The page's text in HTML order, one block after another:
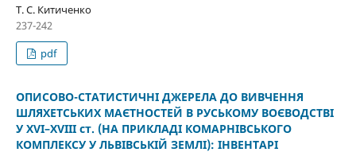
Т. С. Китиченко
237-242
pdf
ОПИСОВО-СТАТИСТИЧНІ ДЖЕРЕЛА ДО ВИВЧЕННЯ
ШЛЯХЕТСЬКИХ МАЄТНОСТЕЙ В РУСЬКОМУ ВОЄВОДСТВІ
У XVI–XVIII ст. (НА ПРИКЛАДІ КОМАРНІВСЬКОГО
КОМПЛЕКСУ У ЛЬВІВСЬКІЙ ЗЕМЛІ): ІНВЕНТАРІ